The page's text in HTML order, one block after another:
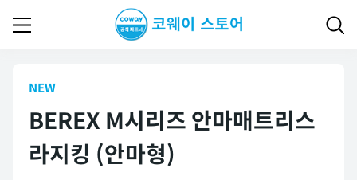
NEW
BEREX M시리즈 안마매트리스
라지킹 (안마형)